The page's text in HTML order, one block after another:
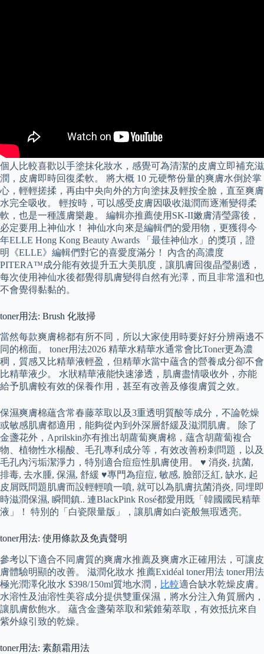
個人比較喜歡以手塗抹化妝水，感覺可為清潔的皮膚立即補充滋
潤，皮膚即時回復柔軟。 將大概 10 元硬幣份量的爽膚水倒於掌
心，輕輕搓揉，再由中央向外的方向塗抹及輕按全臉，直至爽膚
水完全吸收。 輕按時，可以感受皮膚因吸收滋潤而逐漸變得柔
軟，也是一種護膚樂趣。 編輯亦推薦使用SK-II嫩膚清瑩露後，
必定要用上神仙水！ 神仙水向來是編輯們的愛用物，更獲得今
年ELLE Hong Kong Beauty Awards 「最佳神仙水」的獎項，證
明《ELLE》編輯們對它的喜愛度滿分！ 內含的高濃度
PITERA™成分能有效提升五大美肌度，讓肌膚回復晶瑩剔透，
每次使用神仙水後都覺得肌膚變得自然有光澤，而且非常溫和也
不會覺得黏黏的。
toner用法: Brush 化妝掃
當然每款爽膚棉都有所不同，所以大家使用時要好好分辨兩邊不
同的棉面。 toner用法2026 精華水精華水通常會比Toner更為濃
稠，質感又比精華液輕盈，但精華水當中蘊含的營養成分卻不會
比精華液少。 水狀精華液能快速滲透，肌膚盡情吸收外，亦能
給予肌膚較有效的保養作用，甚至有改善及修復膚質之效。
保濕爽膚棉蘊含常春藤萃取以及3重透明質酸等成分，不論乾燥
或敏感肌膚都適用，能夠從內到外深層舒緩及滋潤肌膚。 除了
金盞花外，Aprilskin亦有推出胡蘿蔔爽膚棉，蘊含胡蘿蔔複合
物、植物性水楊酸、毛孔專利成分等，有效改善粉刺問題，以及
毛孔內污垢潔淨力，特別適合痘痘性肌膚使用。 ♥ 消炎, 抗菌,
排毒, 去水腫, 保濕, 舒緩 ♥專門為痘痘, 敏感, 臉部泛紅, 缺水, 起
皮屑既問題肌膚而設輕輕噴一噴, 就可以為肌膚抗菌消炎, 同埋即
時滋潤保濕, 瞬間鎮.. 連BlackPink Rosé都愛用既「韓國國民精華
液」！ 特別的「白瓷限量版」，​讓肌膚如白瓷般無瑕透亮。
toner用法: 使用條款及免責聲明
參考以下適合不同膚質的爽膚水推薦及爽膚水正確用法，可讓皮
膚體驗明顯的改善。 滋潤化妝水 推薦Exidéal toner用法 toner用法
極光潤澤化妝水 $398/150ml質地水潤， 比較適合缺水乾燥皮膚。
水溶性及油溶性美容成分提供雙重保濕，將水分注入角質層內，
讓肌膚飲飽水。 蘊含金盞菊萃取和紫錐菊萃取，有效抵抗來自
紫外線引致的乾燥。
toner用法: 素顏霜用法